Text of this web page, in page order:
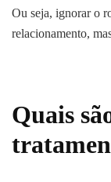
Ou seja, ignorar o
relacionamento,
Quais